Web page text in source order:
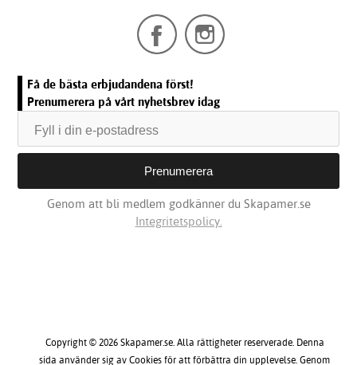
Få de bästa erbjudandena först!
Prenumerera på vårt nyhetsbrev idag
Genom att bli medlem godkänner du Skapamer.se
Integritetspolicy.
Copyright © 2026 Skapamer.se. Alla rättigheter reserverade. Denna
sida använder sig av Cookies för att förbättra din upplevelse. Genom